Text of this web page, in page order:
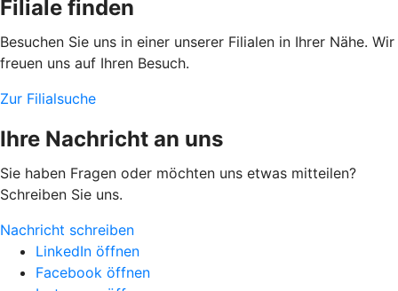
Filiale finden
Besuchen Sie uns in einer unserer Filialen in Ihrer Nähe. Wir
freuen uns auf Ihren Besuch.
Zur Filialsuche
Ihre Nachricht an uns
Sie haben Fragen oder möchten uns etwas mitteilen?
Schreiben Sie uns.
Nachricht schreiben
LinkedIn öffnen
Facebook öffnen